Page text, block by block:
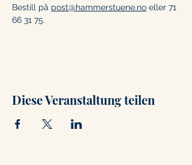
Bestill på post@hammerstuene.no eller 71
66 31 75.
Diese Veranstaltung teilen